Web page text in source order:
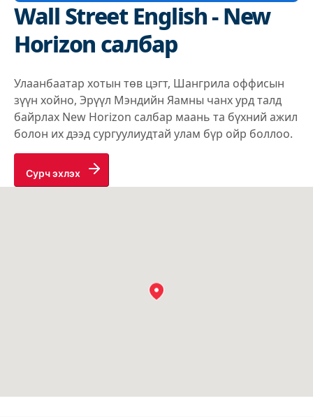
Wall Street English - New
Horizon салбар
Улаанбаатар хотын төв цэгт, Шангрила оффисын
зүүн хойно, Эрүүл Мэндийн Яамны чанх урд талд
байрлах New Horizon салбар маань та бүхний ажил
болон их дээд сургуулиудтай улам бүр ойр боллоо.
Сурч эхлэх